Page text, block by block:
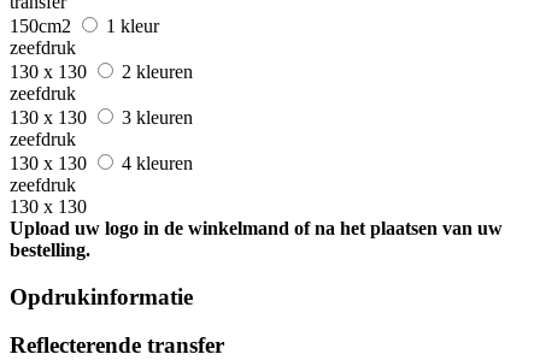
150cm2
1 kleur
zeefdruk
130 x 130
2 kleuren
zeefdruk
130 x 130
3 kleuren
zeefdruk
130 x 130
4 kleuren
zeefdruk
130 x 130
Upload uw logo in de winkelmand of na het plaatsen van uw
bestelling.
Opdrukinformatie
Reflecterende transfer